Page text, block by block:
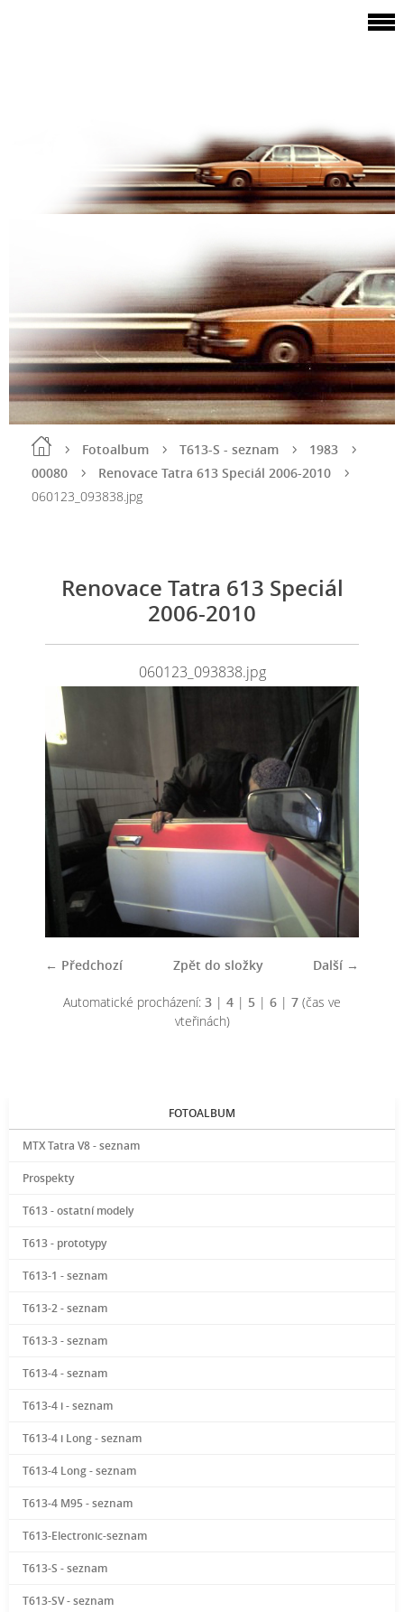
Fotoalbum T613-S - seznam
1983
00080
Renovace Tatra 613 Speciál 2006-2010
060123_093838.jpg
Renovace Tatra 613 Speciál
2006-2010
060123_093838.jpg
← Předchozí Další →
Zpět do složky
Automatické procházení: 3 | 4 | 5 | 6 | 7 (čas ve
vteřinách)
FOTOALBUM
MTX Tatra V8 - seznam
Prospekty
T613 - ostatní modely
T613 - prototypy
T613-1 - seznam
T613-2 - seznam
T613-3 - seznam
T613-4 - seznam
T613-4 i - seznam
T613-4 i Long - seznam
T613-4 Long - seznam
T613-4 M95 - seznam
T613-Electronic-seznam
T613-S - seznam
T613-SV - seznam